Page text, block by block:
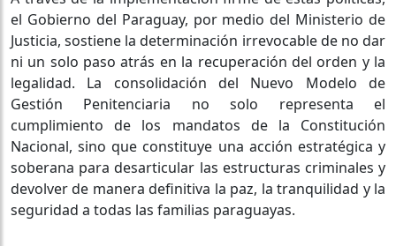
el Gobierno del Paraguay, por medio del Ministerio de
Justicia, sostiene la determinación irrevocable de no dar
ni un solo paso atrás en la recuperación del orden y la
legalidad. La consolidación del Nuevo Modelo de
Gestión Penitenciaria no solo representa el
cumplimiento de los mandatos de la Constitución
Nacional, sino que constituye una acción estratégica y
soberana para desarticular las estructuras criminales y
devolver de manera definitiva la paz, la tranquilidad y la
seguridad a todas las familias paraguayas.